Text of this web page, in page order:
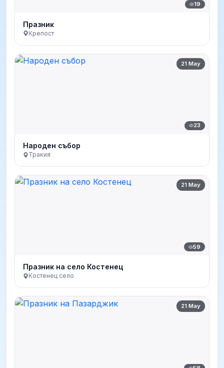
19
Празник
Крепост
21 May
23
Народен събор
Тракия
21 May
59
Празник на село Костенец
Костенец село
21 May